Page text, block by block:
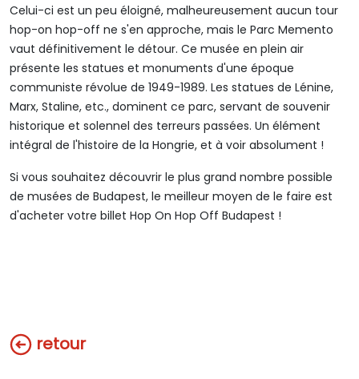
Celui-ci est un peu éloigné, malheureusement aucun tour
hop-on hop-off ne s'en approche, mais le Parc Memento
vaut définitivement le détour. Ce musée en plein air
présente les statues et monuments d'une époque
communiste révolue de 1949-1989. Les statues de Lénine,
Marx, Staline, etc., dominent ce parc, servant de souvenir
historique et solennel des terreurs passées. Un élément
intégral de l'histoire de la Hongrie, et à voir absolument !
Si vous souhaitez découvrir le plus grand nombre possible
de musées de Budapest, le meilleur moyen de le faire est
d'acheter votre billet Hop On Hop Off Budapest !
retour